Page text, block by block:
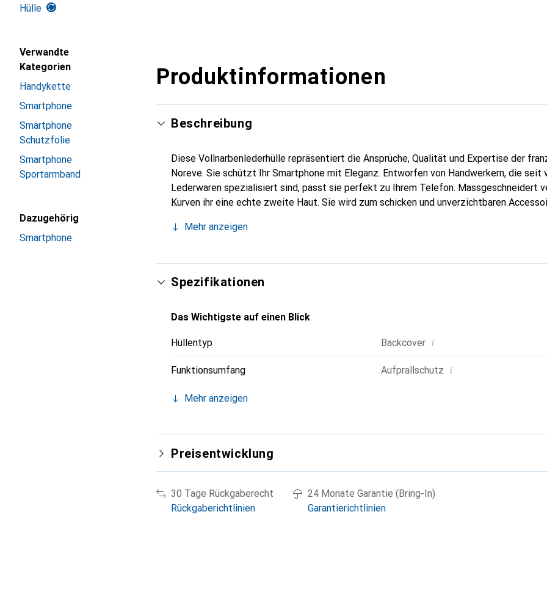
Hülle
Verwandte
Kategorien
Handykette
Smartphone
Smartphone
Schutzfolie
Smartphone
Sportarmband
Dazugehörig
Smartphone
Produktinformationen
Beschreibung
Diese Vollnarbenlederhülle repräsentiert die Ansprüche, Qualität und Expertise der
Noreve. Sie schützt Ihr Smartphone mit Eleganz. Entworfen von Handwerkern, die seit
Lederwaren spezialisiert sind, passt sie perfekt zu Ihrem Telefon. Massgeschneidert
Kurven ihr eine echte zweite Haut. Sie wird zum schicken und unverzichtbaren
Wahl für eine anspruchsvolle Kundschaft.
Mehr anzeigen
Spezifikationen
Das Wichtigste auf einen Blick
Hüllentyp Backcover i
Funktionsumfang Aufprallschutz i
Mehr anzeigen
Preisentwicklung
30 Tage Rückgaberecht
Rückgaberichtlinien
24 Monate Garantie (Bring-In)
Garantierichtlinien